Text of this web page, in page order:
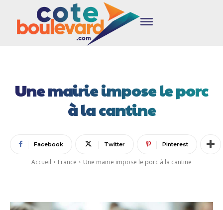
Une mairie impose le porc
à la cantine
Facebook Twitter Pinterest
Accueil France Une mairie impose le porc à la cantine